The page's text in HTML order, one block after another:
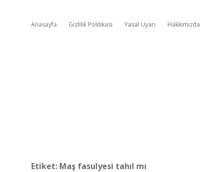
Anasayfa Gizlilik Politikası Yasal Uyarı Hakkımızda
Etiket: Maş fasulyesi tahıl mı